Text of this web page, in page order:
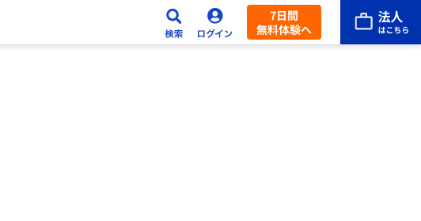
7日間
無料体験へ